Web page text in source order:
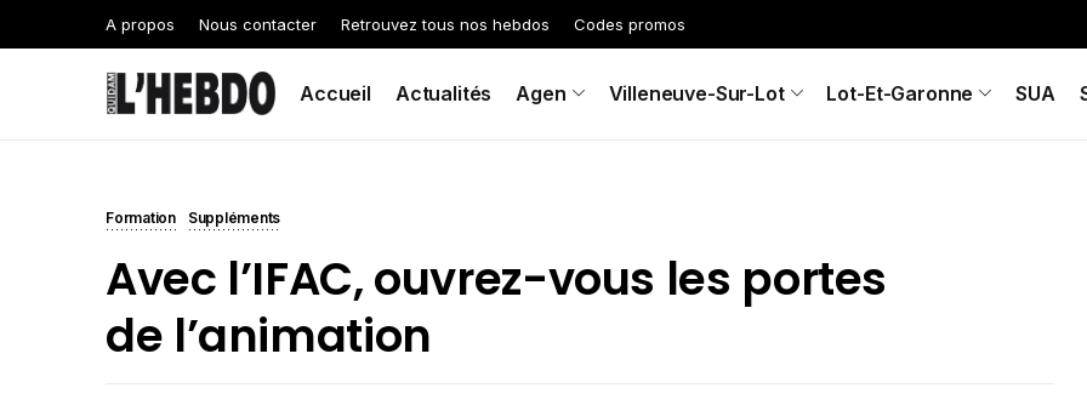
A propos Nous contacter Retrouvez tous nos hebdos Codes promos
Accueil Actualités Agen Villeneuve-Sur-Lot Lot-Et-Garonne SUA
Formation Suppléments
Avec l’IFAC, ouvrez-vous les portes
de l’animation